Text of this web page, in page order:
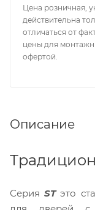
Цена розничная,
действительна
отличаться от
цены для
офертой.
Описание
Серия ST это